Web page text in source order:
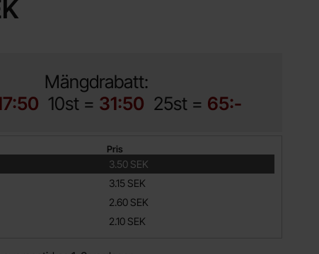
Mängdrabatt:
10st = 31:50 25st = 65:-
Pris
3.50 SEK
3.15 SEK
2.60 SEK
2.10 SEK